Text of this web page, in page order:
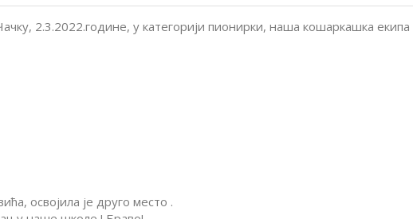
2.3.2022.године, у категорији пионирки, наша кошаркашка екипа
освојила је друго место .